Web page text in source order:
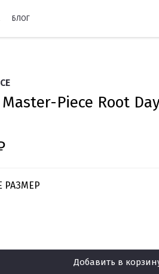
БЛОГ
Piece Root
РАЗМЕР
Добавить в